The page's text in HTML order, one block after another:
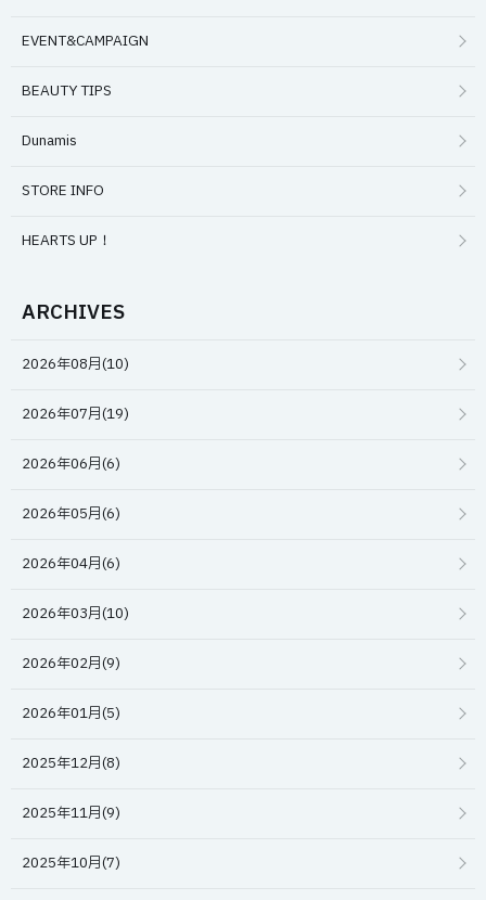
EVENT&CAMPAIGN
BEAUTY TIPS
Dunamis
STORE INFO
HEARTS UP！
ARCHIVES
2026年08月(10)
2026年07月(19)
2026年06月(6)
2026年05月(6)
2026年04月(6)
2026年03月(10)
2026年02月(9)
2026年01月(5)
2025年12月(8)
2025年11月(9)
2025年10月(7)